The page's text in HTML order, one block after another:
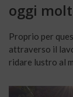
oggi
Proprio per
attraverso il
ridare lustro al